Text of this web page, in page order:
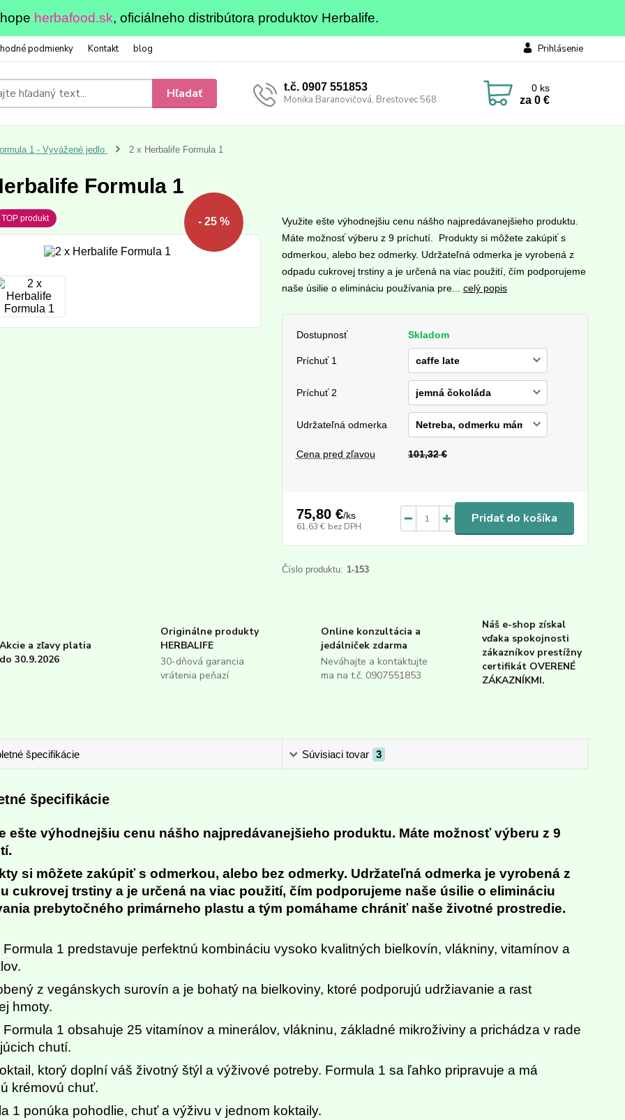
herbafood.sk, oficiálneho distribútora produktov Herbalife.
podmienky Kontakt blog Prihlásenie
Hľadať t.č. 0907 551853
Monika Baranovičová, Brestovec 568
0 ks
za 0 €
1 - Vyvážené jedlo 2 x Herbalife Formula 1
Formula 1
TOP produkt - 25 %
Využite ešte výhodnejšiu cenu nášho najpredávanejšieho produktu.
Máte možnosť výberu z 9 príchutí. Produkty si môžete zakúpiť s
odmerkou, alebo bez odmerky. Udržateľná odmerka je vyrobená z
odpadu cukrovej trstiny a je určená na viac použití, čím podporujeme
naše úsilie o elimináciu používania pre... celý popis
Dostupnosť Skladom
Príchuť 1
Príchuť 2
Udržateľná odmerka
Cena pred zľavou 101,32 €
75,80 €/ks
61,63 € bez DPH
Pridať do košíka
Číslo produktu: 1-153
Akcie a zľavy platia
do 30.9.2026
Originálne produkty
HERBALIFE
30-dňová garancia
vrátenia peňazí
Online konzultácia a
jedálniček zdarma
Neváhajte a kontaktujte
ma na t.č. 0907551853
Náš e-shop získal
vďaka spokojnosti
zákazníkov prestížny
certifikát OVERENÉ
ZÁKAZNÍKMI.
špecifikácie Súvisiaci tovar 3
špecifikácie
ešte výhodnejšiu cenu nášho najpredávanejšieho produktu. Máte možnosť výberu z 9
si môžete zakúpiť s odmerkou, alebo bez odmerky. Udržateľná odmerka je vyrobená z
cukrovej trstiny a je určená na viac použití, čím podporujeme naše úsilie o elimináciu
prebytočného primárneho plastu a tým pomáhame chrániť naše životné prostredie.
Formula 1 predstavuje perfektnú kombináciu vysoko kvalitných bielkovín, vlákniny, vitamínov a
z vegánskych surovín a je bohatý na bielkoviny, ktoré podporujú udržiavanie a rast
hmoty.
Formula 1 obsahuje 25 vitamínov a minerálov, vlákninu, základné mikroživiny a prichádza v rade
chutí.
ktorý doplní váš životný štýl a výživové potreby. Formula 1 sa ľahko pripravuje a má
krémovú chuť.
1 ponúka pohodlie, chuť a výživu v jednom koktaily.